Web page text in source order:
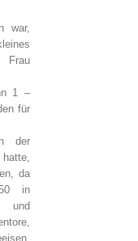
war,
Frau
1 –
für
der
da
in
und